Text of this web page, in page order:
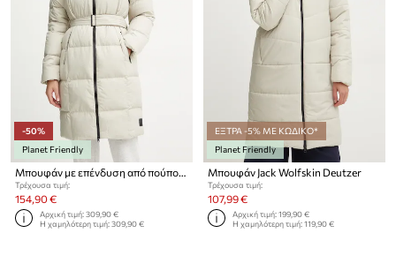
-50%
Planet Friendly
Μπουφάν με επένδυση από πούπουλα Jack Wolfskin
Τρέχουσα τιμή:
154,90 €
Αρχική τιμή:309,90 €
Η χαμηλότερη τιμή:309,90 €
ΕΞΤΡΑ -5% ΜΕ ΚΩΔΙΚΟ*
Planet Friendly
Μπουφάν Jack Wolfskin Deutzer
Τρέχουσα τιμή:
107,99 €
Αρχική τιμή:199,90 €
Η χαμηλότερη τιμή:119,90 €